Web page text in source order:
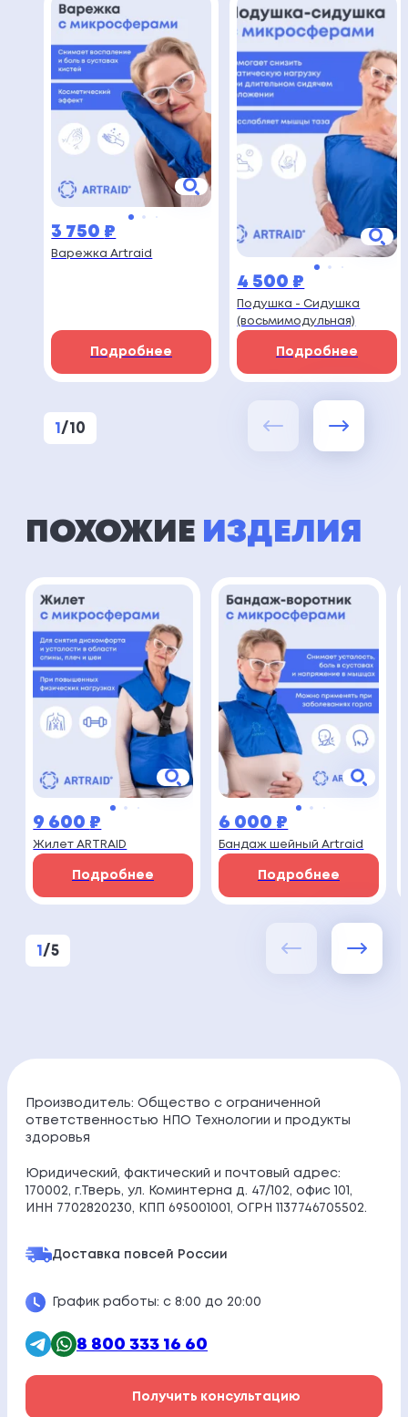
3 750 ₽
Варежка Artraid
Подробнее
4 500 ₽
Подушка - Сидушка
(восьмимодульная)
Подробнее
1 / 10
ПОХОЖИЕ ИЗДЕЛИЯ
9 600 ₽
Жилет ARTRAID
Подробнее
6 000 ₽
Бандаж шейный Artraid
Подробнее
1 /5
Производитель: Общество с ограниченной
ответственностью НПО Технологии и продукты
здоровья
Юридический, фактический и почтовый адрес:
170002, г.Тверь, ул. Коминтерна д. 47/102, офис 101,
ИНН 7702820230, КПП 695001001, ОГРН 1137746705502.
Доставка повсей России
График работы: с 8:00 до 20:00
8 800 333 16 60
Получить консультацию